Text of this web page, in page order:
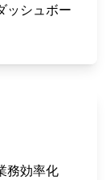
ッシュボー
務効率化